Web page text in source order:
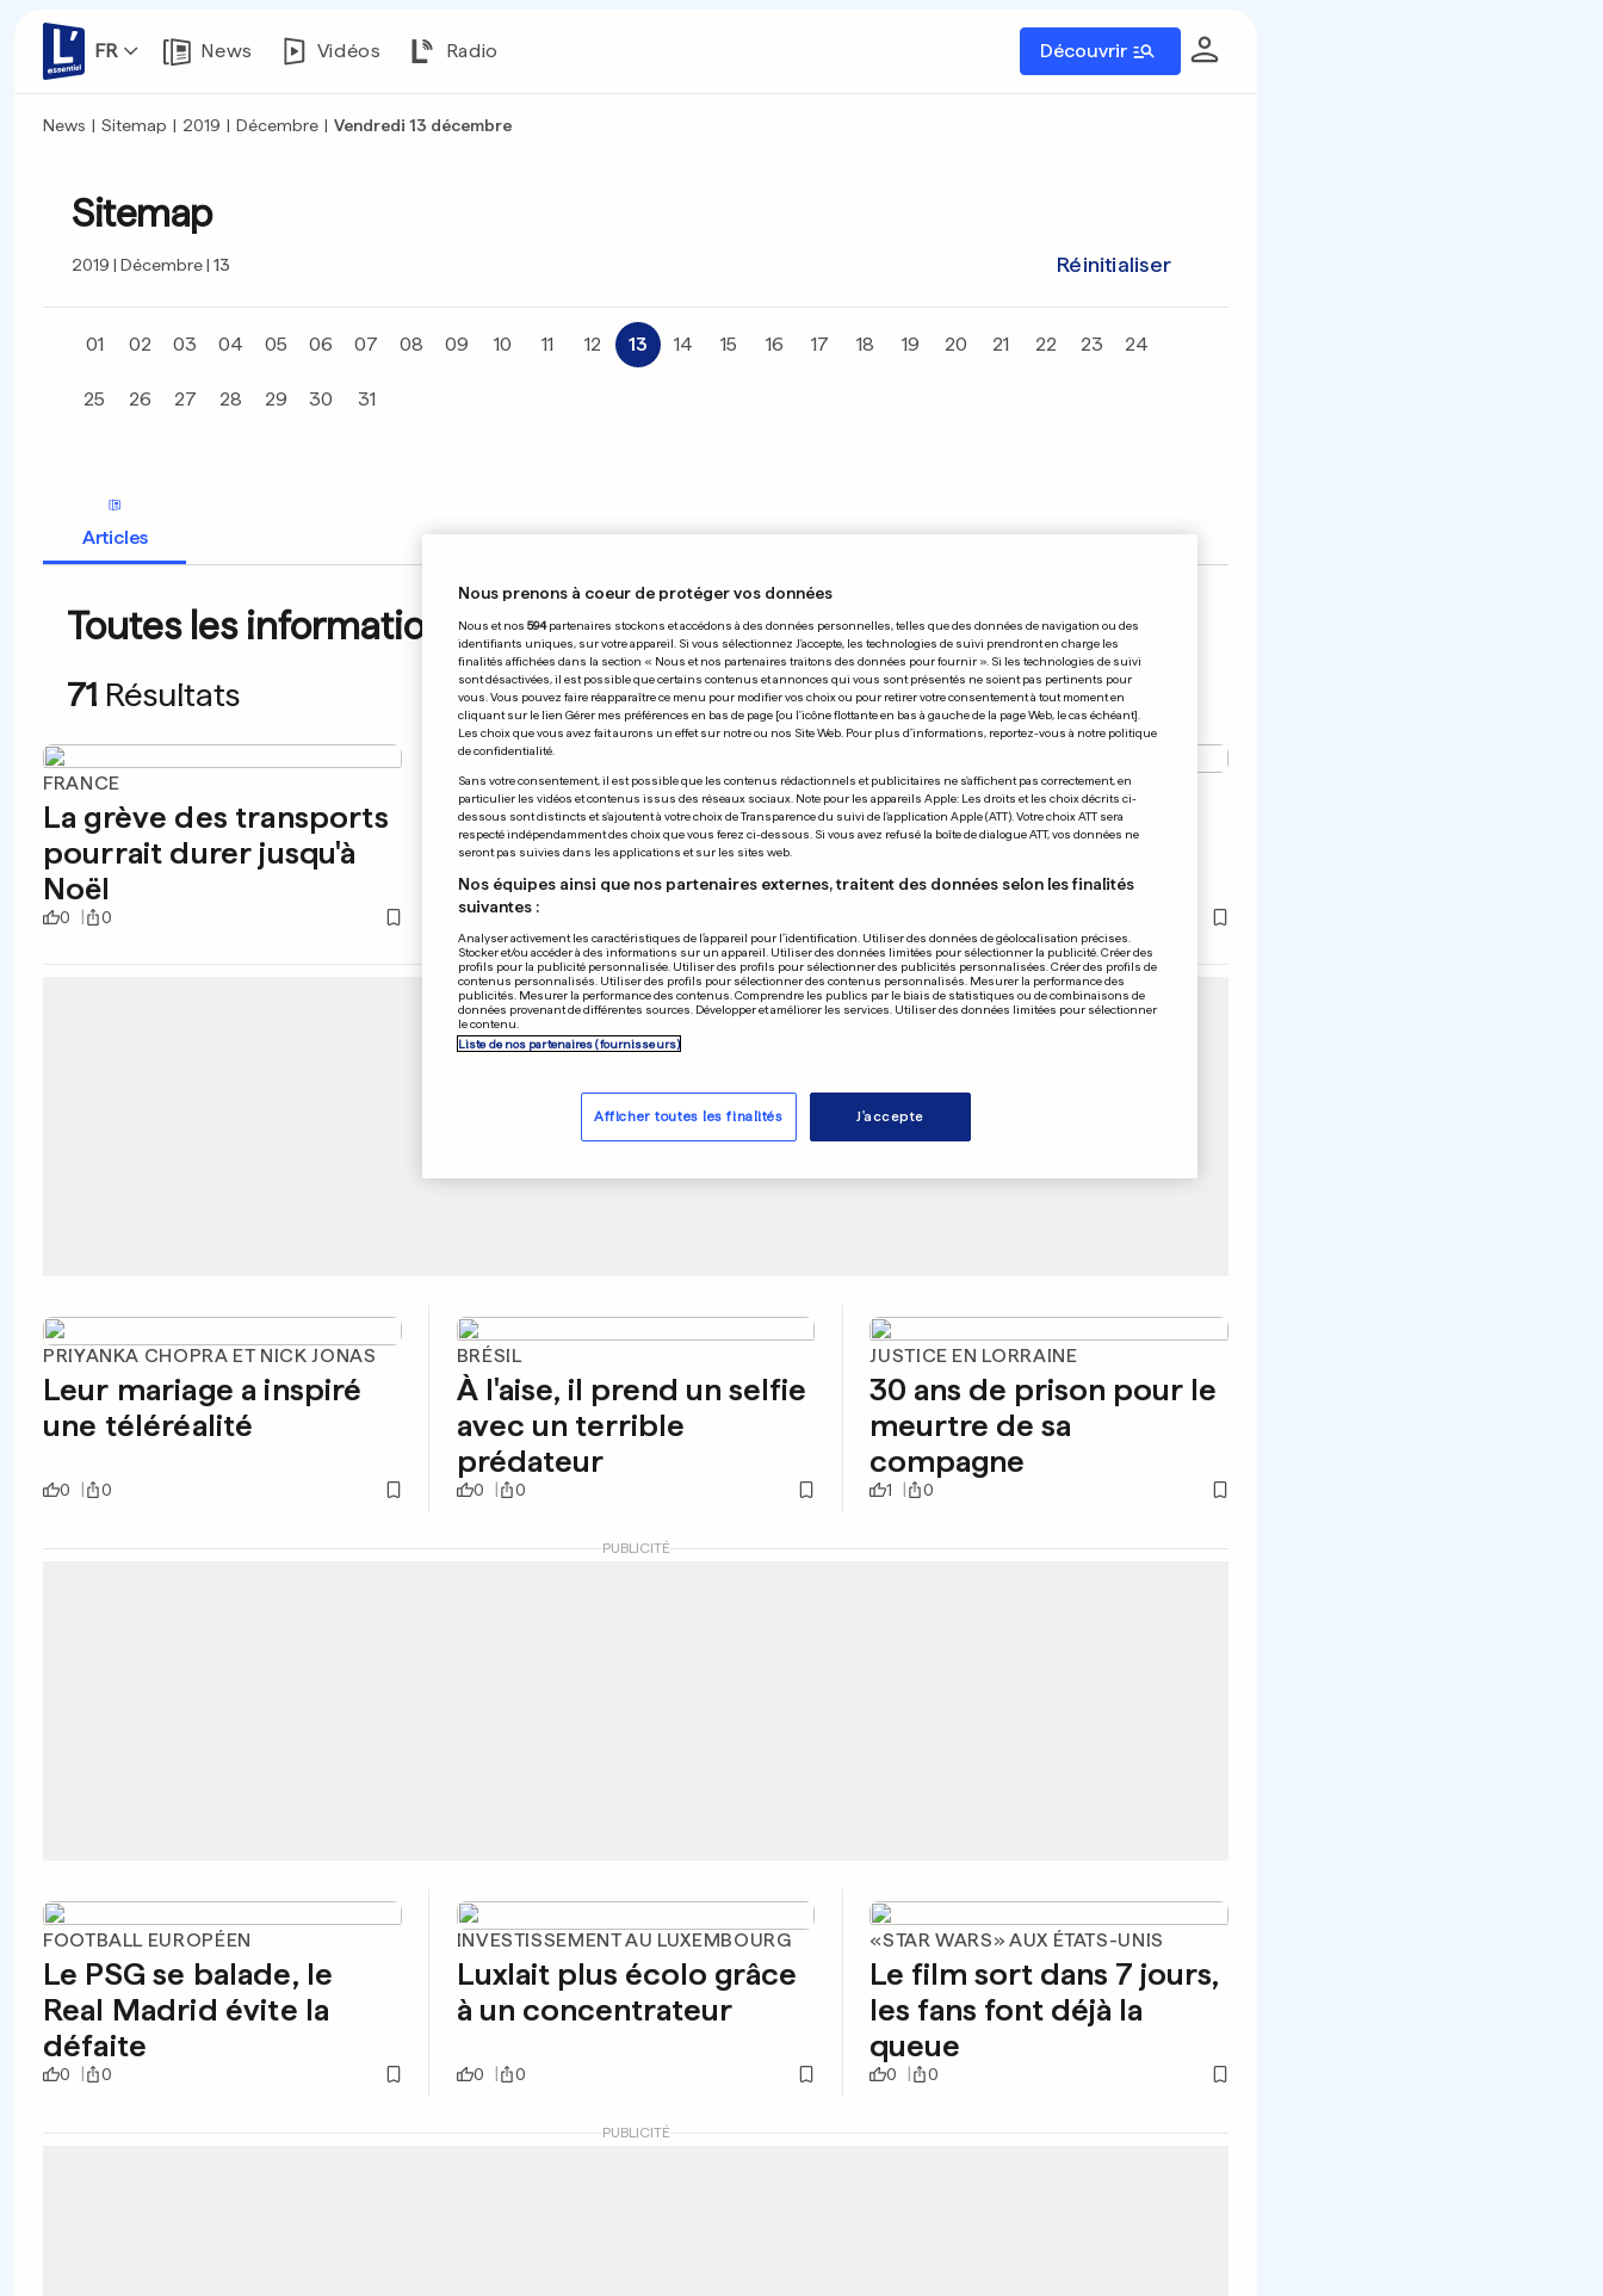
FR News Vidéos Radio Découvrir
News | Sitemap | 2019 | Décembre | Vendredi 13 décembre
Sitemap
2019 Décembre 13 Réinitialiser
01 02 03 04 05 06 07 08 09 10 11 12 13 14 15 16 17 18 19 20 21 22 23 24
25 26 27 28 29 30 31
Articles
Toutes les informations du 13.12.2019
71 Résultats
FRANCE
La grève des transports
pourrait durer jusqu'à
Noël
0 0
BELGIQUE
Le carnaval d'Alost
sanctionné par l'Unesco
0 0
SURF
Kelly Slater réussit un
«10» en finale!
PUBLICITÉ
PRIYANKA CHOPRA ET NICK JONAS
Leur mariage a inspiré
une téléréalité
0 0
BRÉSIL
À l'aise, il prend un selfie
avec un terrible
prédateur
0 0
JUSTICE EN LORRAINE
30 ans de prison pour le
meurtre de sa
compagne
1 0
PUBLICITÉ
FOOTBALL EUROPÉEN
Le PSG se balade, le
Real Madrid évite la
défaite
0 0
INVESTISSEMENT AU LUXEMBOURG
Luxlait plus écolo grâce
à un concentrateur
0 0
«STAR WARS» AUX ÉTATS-UNIS
Le film sort dans 7 jours,
les fans font déjà la
queue
0 0
PUBLICITÉ
Nous prenons à coeur de protéger vos données
Nous et nos 594partenaires stockons et accédons à des données personnelles, telles que des données de navigation ou des
identifiants uniques, sur votre appareil. Si vous sélectionnez J'accepte, les technologies de suivi prendront en charge les
finalités affichées dans la section « Nous et nos partenaires traitons des données pour fournir ». Si les technologies de suivi
sont désactivées, il est possible que certains contenus et annonces qui vous sont présentés ne soient pas pertinents pour
vous. Vous pouvez faire réapparaître ce menu pour modifier vos choix ou pour retirer votre consentement à tout moment en
cliquant sur le lien Gérer mes préférences en bas de page [ou l'icône flottante en bas à gauche de la page Web, le cas échéant].
Les choix que vous avez fait aurons un effet sur notre ou nos Site Web. Pour plus d’informations, reportez-vous à notre politique
de confidentialité.
Sans votre consentement, il est possible que les contenus rédactionnels et publicitaires ne s'affichent pas correctement, en
particulier les vidéos et contenus issus des réseaux sociaux. Note pour les appareils Apple: Les droits et les choix décrits ci-
dessous sont distincts et s'ajoutent à votre choix de Transparence du suivi de l'application Apple (ATT). Votre choix ATT sera
respecté indépendamment des choix que vous ferez ci-dessous. Si vous avez refusé la boîte de dialogue ATT, vos données ne
seront pas suivies dans les applications et sur les sites web.
Nos équipes ainsi que nos partenaires externes, traitent des données selon les finalités
suivantes :
Analyser activement les caractéristiques de l’appareil pour l’identification. Utiliser des données de géolocalisation précises.
Stocker et/ou accéder à des informations sur un appareil. Utiliser des données limitées pour sélectionner la publicité. Créer des
profils pour la publicité personnalisée. Utiliser des profils pour sélectionner des publicités personnalisées. Créer des profils de
contenus personnalisés. Utiliser des profils pour sélectionner des contenus personnalisés. Mesurer la performance des
publicités. Mesurer la performance des contenus. Comprendre les publics par le biais de statistiques ou de combinaisons de
données provenant de différentes sources. Développer et améliorer les services. Utiliser des données limitées pour sélectionner
le contenu.
Liste de nos partenaires (fournisseurs)
Afficher toutes les finalités J'accepte